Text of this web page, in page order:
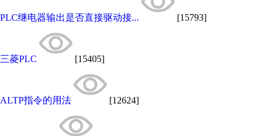
PLC继电器输出是否直接驱动接... [15793]
三菱PLC [15405]
ALTP指令的用法 [12624]